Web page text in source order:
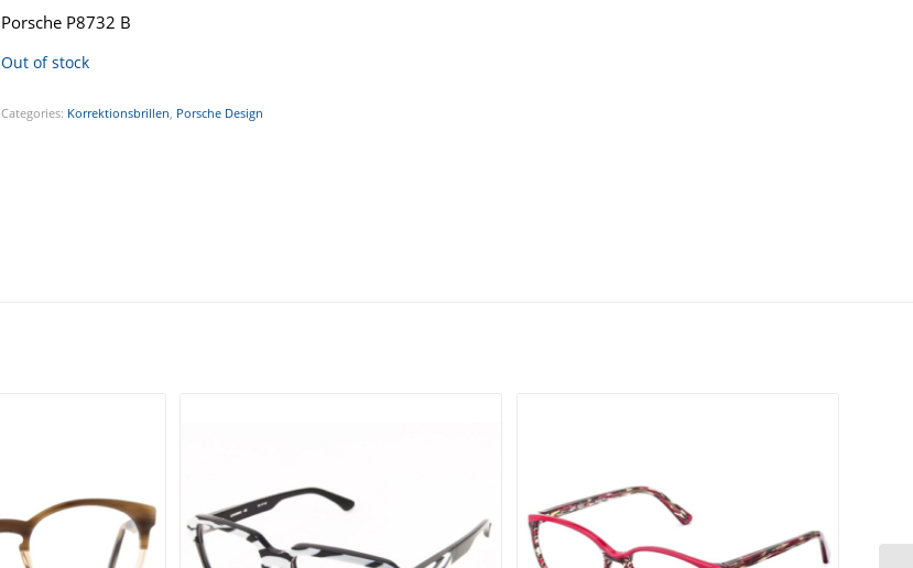
Porsche P8732 B
Out of stock
Categories: Korrektionsbrillen Porsche Design